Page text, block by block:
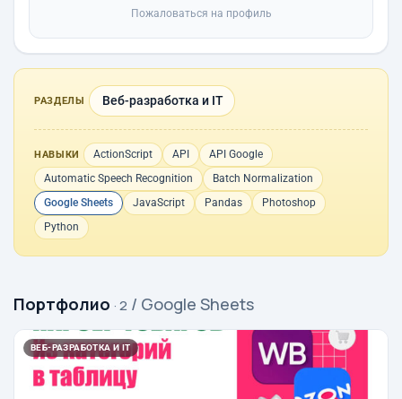
Пожаловаться на профиль
РАЗДЕЛЫ Веб-разработка и IT
НАВЫКИ ActionScript API
API Google
Automatic Speech Recognition
Batch Normalization
Google Sheets
JavaScript Pandas
Photoshop
Python
Портфолио · 2 / Google Sheets
ВЕБ-РАЗРАБОТКА И IT